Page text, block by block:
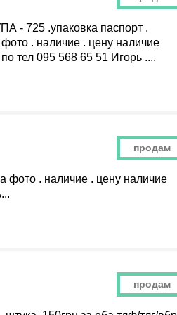
- 725 .упаковка паспорт .
. наличие . цену наличие
тел 095 568 65 51 Игорь ....
продам
фото . наличие . цену наличие
продам